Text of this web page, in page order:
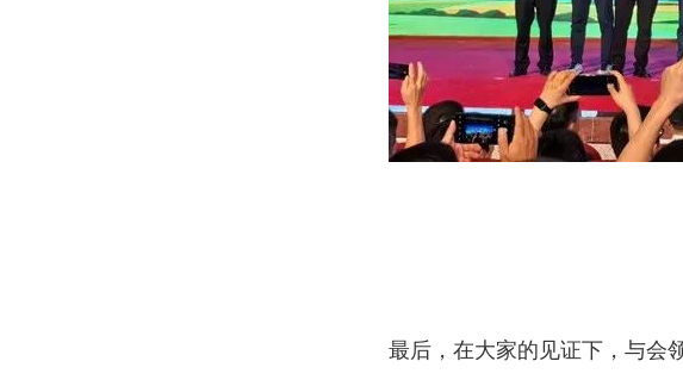
最后，在大家的见证下，与会